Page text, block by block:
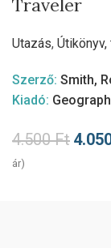
Traveler
Utazás,
Szerző: Smith,
Kiadó:
4.500Ft
ár)